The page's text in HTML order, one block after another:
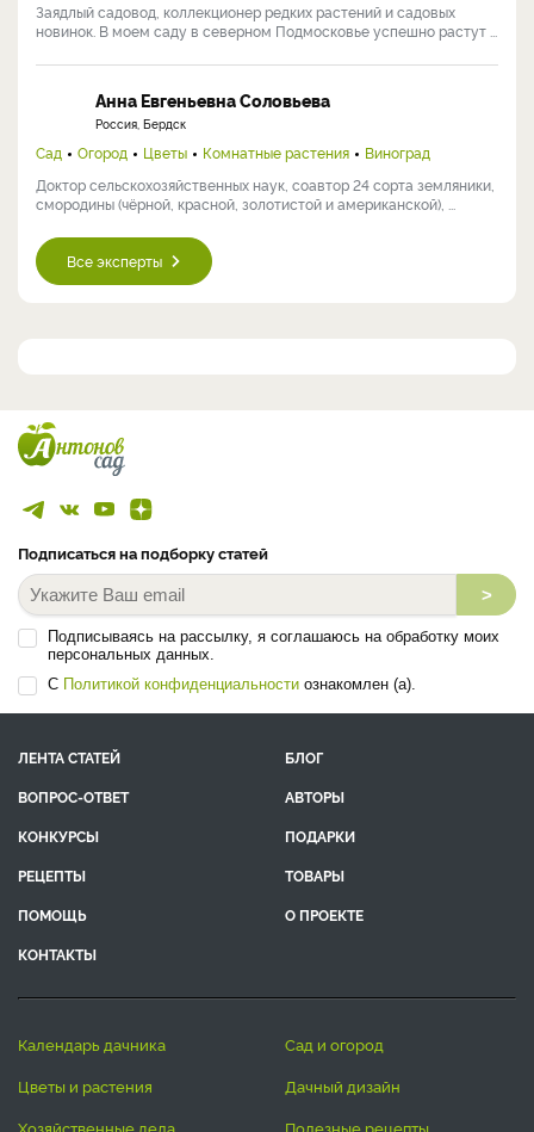
Заядлый садовод, коллекционер редких растений и садовых
новинок. В моем саду в северном Подмосковье успешно растут ...
Анна Евгеньевна Соловьева
Россия, Бердск
Сад Огород Цветы Комнатные растения
Виноград
Доктор сельскохозяйственных наук, соавтор 24 сорта земляники,
смородины (чёрной, красной, золотистой и американской), ...
Все эксперты
Подписаться на подборку статей
>
Подписываясь на рассылку, я соглашаюсь на обработку моих
персональных данных.
С Политикой конфиденциальности ознакомлен (а).
ЛЕНТА СТАТЕЙ
БЛОГ
ВОПРОС-ОТВЕТ
АВТОРЫ
КОНКУРСЫ
ПОДАРКИ
РЕЦЕПТЫ
ТОВАРЫ
ПОМОЩЬ
О ПРОЕКТЕ
КОНТАКТЫ
календарь дачника
сад и огород
цветы и растения
дачный дизайн
хозяйственные дела
полезные рецепты